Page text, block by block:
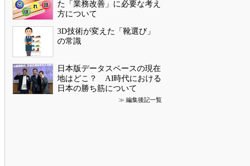
た「業務改善」に必要な考え
方について
3D技術が変えた「靴選び」
の常識
日本版データスペースの現在
地はどこ？ AI時代における
日本の勝ち筋について
≫ 編集後記一覧